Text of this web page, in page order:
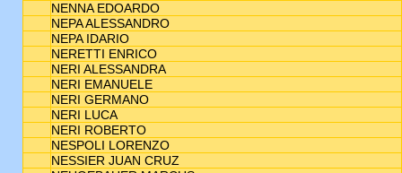
NENNA EDOARDO
NEPA ALESSANDRO
NEPA IDARIO
NERETTI ENRICO
NERI ALESSANDRA
NERI EMANUELE
NERI GERMANO
NERI LUCA
NERI ROBERTO
NESPOLI LORENZO
NESSIER JUAN CRUZ